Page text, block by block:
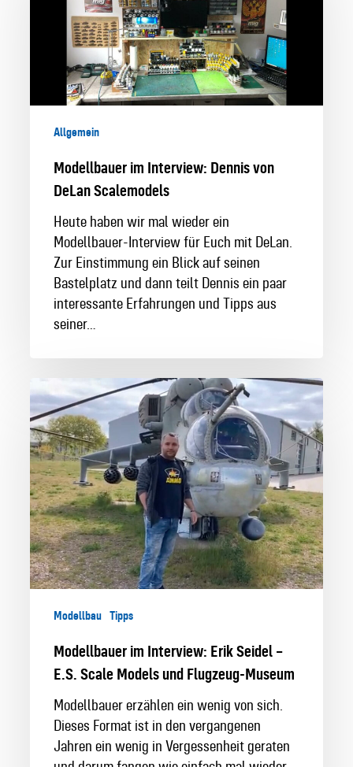
Scalemodels
Allgemein
Modellbauer im Interview: Dennis von
DeLan Scalemodels
Heute haben wir mal wieder ein
Modellbauer-Interview für Euch mit DeLan.
Zur Einstimmung ein Blick auf seinen
Bastelplatz und dann teilt Dennis ein paar
interessante Erfahrungen und Tipps aus
seiner…
Modellbauer
im
Interview:
Erik
Seidel
–
E.S.
Scale
Models
und
Flugzeug-
Museum
Modellbau Tipps
Modellbauer im Interview: Erik Seidel –
E.S. Scale Models und Flugzeug-Museum
Modellbauer erzählen ein wenig von sich.
Dieses Format ist in den vergangenen
Jahren ein wenig in Vergessenheit geraten